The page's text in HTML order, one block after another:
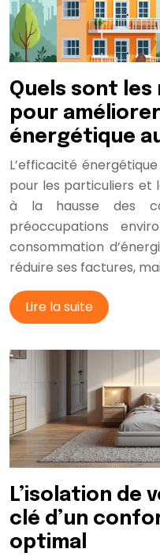
Quels sont les
pour
énergétique
L’efficacité
pour les particuliers et
à la hausse des
préoccupations
consommation
réduire ses factures,
Lire la suite
L’isolation de
clé d’un
optimal